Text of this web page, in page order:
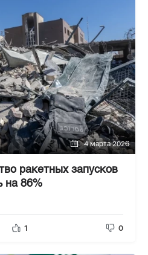
4 марта 2026
ракетных запусков
на 86%
1 0